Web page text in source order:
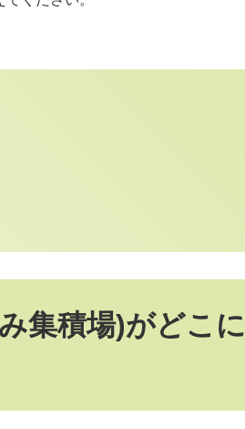
集積場)がどこに